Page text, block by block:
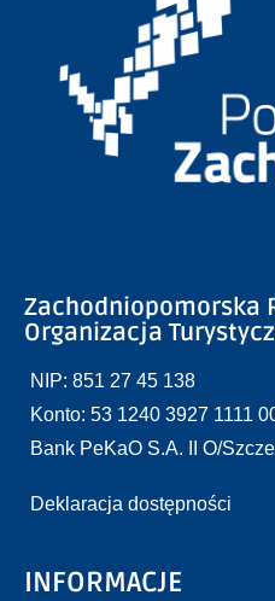
Zachodniopomorska
Organizacja
NIP: 851 27 45 138
Konto: 53 1240 3927 1111
Bank PeKaO S.A. II O/
Deklaracja dostępności
INFORMACJE